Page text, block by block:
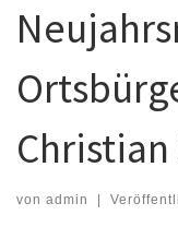
Christian
von admin